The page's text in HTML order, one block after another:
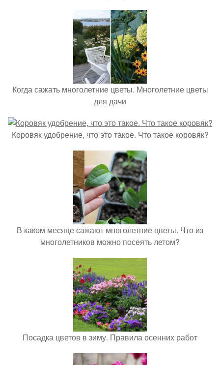
Когда сажать многолетние цветы. Многолетние цветы
для дачи
Коровяк удобрение, что это такое. Что такое коровяк?
В каком месяце сажают многолетние цветы. Что из
многолетников можно посеять летом?
Посадка цветов в зиму. Правила осенних работ